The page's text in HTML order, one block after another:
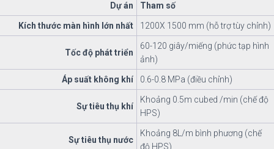
Dự án Tham số
Kích thước màn hình lớn nhất 1200X 1500 mm (hỗ trợ tùy chỉnh)
Tốc độ phát triển
60-120 giây/miếng (phức tạp hình
ảnh)
Áp suất không khí 0.6-0.8 MPa (điều chỉnh)
Sự tiêu thụ khí
Khoảng 0.5m cubed /min (chế độ
HPS)
Sự tiêu thụ nước
Khoảng 8L/m bình phương (chế
độ HPS)